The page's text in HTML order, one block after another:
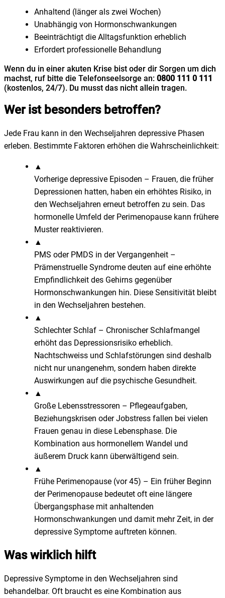
Anhaltend (länger als zwei Wochen)
Unabhängig von Hormonschwankungen
Beeinträchtigt die Alltagsfunktion erheblich
Erfordert professionelle Behandlung
Wenn du in einer akuten Krise bist oder dir Sorgen um dich
machst, ruf bitte die Telefonseelsorge an: 0800 111 0 111
(kostenlos, 24/7). Du musst das nicht allein tragen.
Wer ist besonders betroffen?
Jede Frau kann in den Wechseljahren depressive Phasen
erleben. Bestimmte Faktoren erhöhen die Wahrscheinlichkeit:
▲
Vorherige depressive Episoden – Frauen, die früher
Depressionen hatten, haben ein erhöhtes Risiko, in
den Wechseljahren erneut betroffen zu sein. Das
hormonelle Umfeld der Perimenopause kann frühere
Muster reaktivieren.
▲
PMS oder PMDS in der Vergangenheit –
Prämenstruelle Syndrome deuten auf eine erhöhte
Empfindlichkeit des Gehirns gegenüber
Hormonschwankungen hin. Diese Sensitivität bleibt
in den Wechseljahren bestehen.
▲
Schlechter Schlaf – Chronischer Schlafmangel
erhöht das Depressionsrisiko erheblich.
Nachtschweiss und Schlafstörungen sind deshalb
nicht nur unangenehm, sondern haben direkte
Auswirkungen auf die psychische Gesundheit.
▲
Große Lebensstressoren – Pflegeaufgaben,
Beziehungskrisen oder Jobstress fallen bei vielen
Frauen genau in diese Lebensphase. Die
Kombination aus hormonellem Wandel und
äußerem Druck kann überwältigend sein.
▲
Frühe Perimenopause (vor 45) – Ein früher Beginn
der Perimenopause bedeutet oft eine längere
Übergangsphase mit anhaltenden
Hormonschwankungen und damit mehr Zeit, in der
depressive Symptome auftreten können.
Was wirklich hilft
Depressive Symptome in den Wechseljahren sind
behandelbar. Oft braucht es eine Kombination aus